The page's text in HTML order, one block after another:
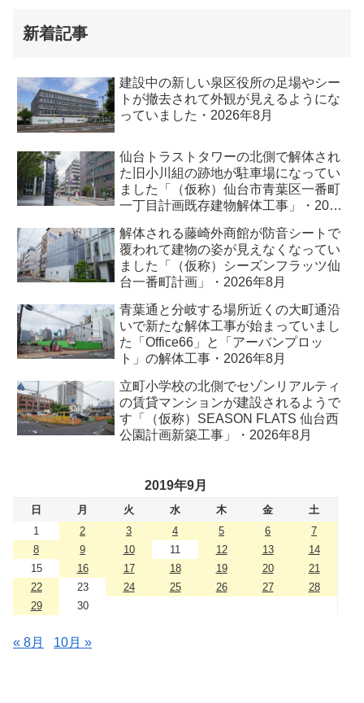
新着記事
建設中の新しい泉区役所の足場やシー
トが撤去されて外観が見えるようにな
っていました・2026年8月
仙台トラストタワーの北側で解体され
た旧小川組の跡地が駐車場になってい
ました「（仮称）仙台市青葉区一番町
一丁目計画既存建物解体工事」・2026
解体される藤崎外商館が防音シートで
覆われて建物の姿が見えなくなってい
ました「（仮称）シーズンフラッツ仙
台一番町計画」・2026年8月
青葉通と分岐する場所近くの大町通沿
いで新たな解体工事が始まっていまし
た「Office66」と「アーバンプロッ
ト」の解体工事・2026年8月
立町小学校の北側でセゾンリアルティ
の賃貸マンションが建設されるようで
す「（仮称）SEASON FLATS 仙台西
公園計画新築工事」・2026年8月
2019年9月
日 月 火 水 木 金
土
1
2 3 4 5 6
7
8
9 10 11 12 13
14
15
16 17 18 19 20
21
22
23 24 25 26 27
28
29
30
« 8月 10月 »